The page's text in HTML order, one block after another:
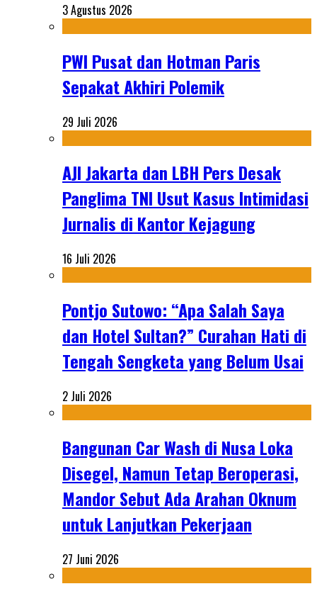
3 Agustus 2026
PWI Pusat dan Hotman Paris
Sepakat Akhiri Polemik
29 Juli 2026
AJI Jakarta dan LBH Pers Desak
Panglima TNI Usut Kasus Intimidasi
Jurnalis di Kantor Kejagung
16 Juli 2026
Pontjo Sutowo: “Apa Salah Saya
dan Hotel Sultan?” Curahan Hati di
Tengah Sengketa yang Belum Usai
2 Juli 2026
Bangunan Car Wash di Nusa Loka
Disegel, Namun Tetap Beroperasi,
Mandor Sebut Ada Arahan Oknum
untuk Lanjutkan Pekerjaan
27 Juni 2026